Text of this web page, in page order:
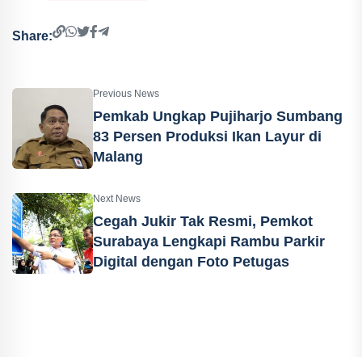
Share:
Previous News
Pemkab Ungkap Pujiharjo Sumbang
83 Persen Produksi Ikan Layur di
Malang
Next News
Cegah Jukir Tak Resmi, Pemkot
Surabaya Lengkapi Rambu Parkir
Digital dengan Foto Petugas